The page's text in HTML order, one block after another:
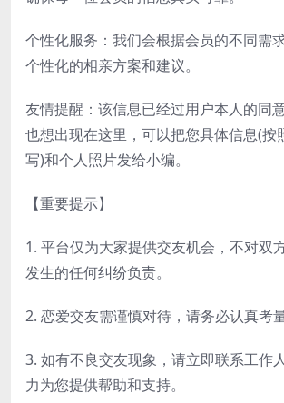
个性化服务：我们会根据会员的不同需
个性化的相亲方案和建议。
友情提醒：该信息已经过用户本人的同
也想出现在这里，可以把您具体信息(按
写)和个人照片发给小编。
【重要提示】
1. 平台仅为大家提供交友机会，不对双
发生的任何纠纷负责。
2. 恋爱交友需谨慎对待，请务必认真考
3. 如有不良交友现象，请立即联系工作
力为您提供帮助和支持。